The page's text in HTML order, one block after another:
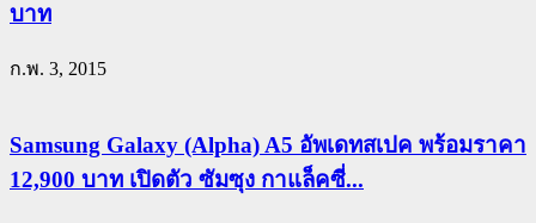
บาท
ก.พ. 3, 2015
Samsung Galaxy (Alpha) A5 อัพเดทสเปค พร้อมราคา
12,900 บาท เปิดตัว ซัมซุง กาแล็คซี่...